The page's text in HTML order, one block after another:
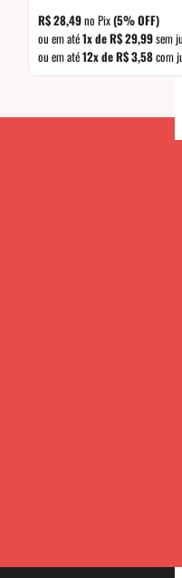
R$28,49no Pix(5% OFF)
ou em até1x deR$29,99sem
ou em até12x deR$3,58com